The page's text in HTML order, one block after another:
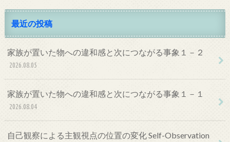
最近の投稿
家族が置いた物への違和感と次につながる事象１－２
2026.08.05
家族が置いた物への違和感と次につながる事象１－１
2026.08.04
自己観察による主観視点の位置の変化 Self-Observation